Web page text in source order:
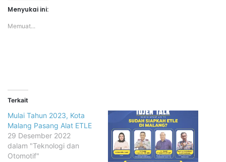
Menyukai ini:
Memuat...
Terkait
Mulai Tahun 2023, Kota
Malang Pasang Alat ETLE
29 Desember 2022
dalam "Teknologi dan
Otomotif"